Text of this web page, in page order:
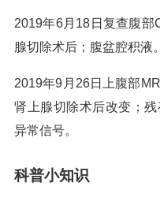
2019年6月18日复查腹部
腺切除术后；腹盆腔积液。
2019年9月26日上腹部
肾上腺切除术后改变；
异常信号。
科普小知识